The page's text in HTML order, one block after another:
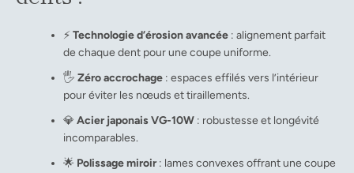
⚡ Technologie d’érosion avancée : alignement parfait
de chaque dent pour une coupe uniforme.
🖐️ Zéro accrochage : espaces effilés vers l’intérieur
pour éviter les nœuds et tiraillements.
💎 Acier japonais VG-10W : robustesse et longévité
incomparables.
🌟 Polissage miroir : lames convexes offrant une coupe